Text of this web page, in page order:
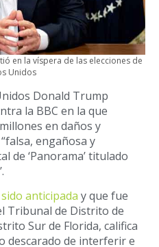
en la víspera de las elecciones de
Unidos
Donald Trump
la BBC en la que
en daños y
engañosa y
de ‘Panorama’ titulado
anticipada y que fue
Tribunal de Distrito de
Sur de Florida, califica
descarado de interferir e